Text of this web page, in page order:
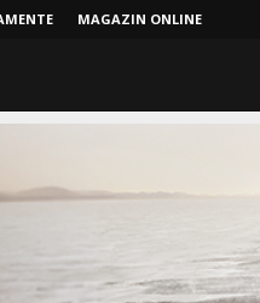
MAGAZIN ONLINE